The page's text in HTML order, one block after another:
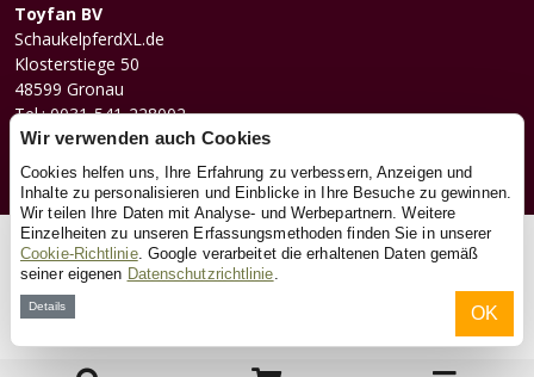
Toyfan BV
SchaukelpferdXL.de
Klosterstiege 50
48599 Gronau
Tel.: 0031-541-228002
Facebook
Instagram
© 2026 Toyfan BV
Allgemeine Geschäftsbedingungen
Haftungsausschluss
Wir verwenden auch Cookies
Cookies helfen uns, Ihre Erfahrung zu verbessern, Anzeigen und
Inhalte zu personalisieren und Einblicke in Ihre Besuche zu gewinnen.
Wir teilen Ihre Daten mit Analyse- und Werbepartnern. Weitere
Einzelheiten zu unseren Erfassungsmethoden finden Sie in unserer
Cookie-Richtlinie. Google verarbeitet die erhaltenen Daten gemäß
seiner eigenen Datenschutzrichtlinie
Details OK